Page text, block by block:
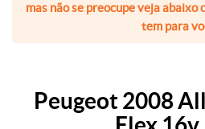
mas não se preocupe veja abaixo
tem para
Peugeot 2008